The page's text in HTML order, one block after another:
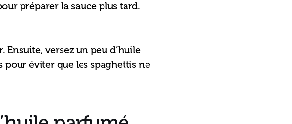
préparer la sauce plus tard.
Ensuite, versez un peu d’huile
pour éviter que les spaghettis ne